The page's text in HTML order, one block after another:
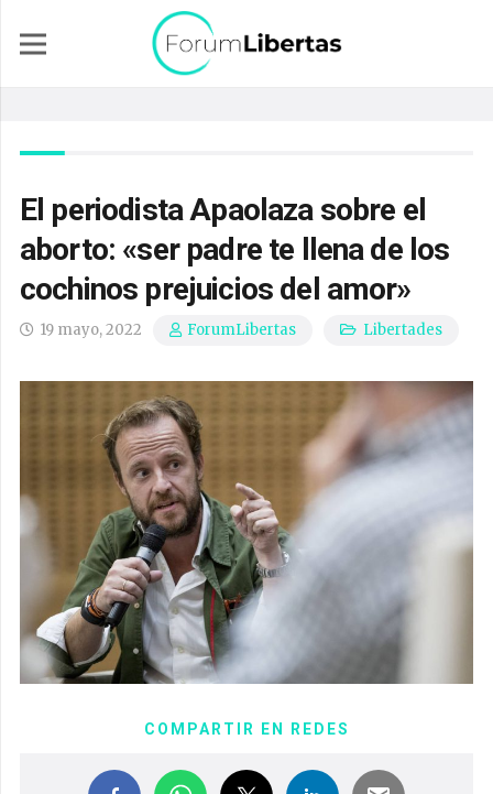
El periodista Apaolaza sobre el
aborto: «ser padre te llena de los
cochinos prejuicios del amor»
19 mayo, 2022 ForumLibertas Libertades
COMPARTIR EN REDES